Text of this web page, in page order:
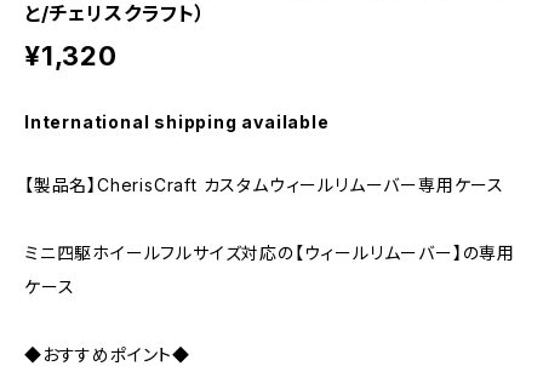
と/チェリスクラフト）
¥1,320
International shipping available
【製品名】CherisCraft カスタムウィールリムーバー専用ケース
ミニ四駆ホイールフルサイズ対応の【ウィールリムーバー】の専用
ケース
◆おすすめポイント◆